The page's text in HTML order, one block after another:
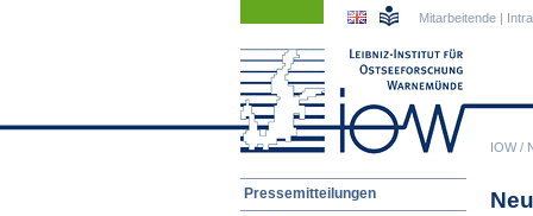
IOW/
Mitarbeitende |
Navigation
Pressemitteilungen